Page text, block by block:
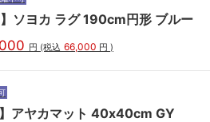
ソヨカ ラグ 190cm円形 ブルー
円 (税込 66,000 円 )
アヤカマット 40x40cm GY